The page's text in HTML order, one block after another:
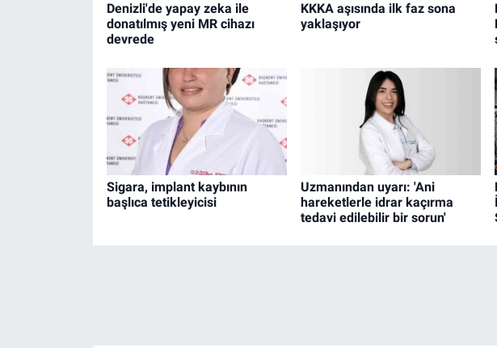
Denizli'de yapay zeka ile
donatılmış yeni MR cihazı
devrede
KKKA aşısında ilk faz sona
yaklaşıyor
Sigara, implant kaybının
başlıca tetikleyicisi
Uzmanından uyarı: 'Ani
hareketlerle idrar kaçırma
tedavi edilebilir bir sorun'